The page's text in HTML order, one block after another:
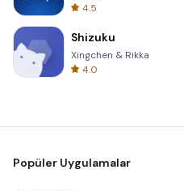
4.5
Shizuku
Xingchen & Rikka
4.0
Popüler Uygulamalar